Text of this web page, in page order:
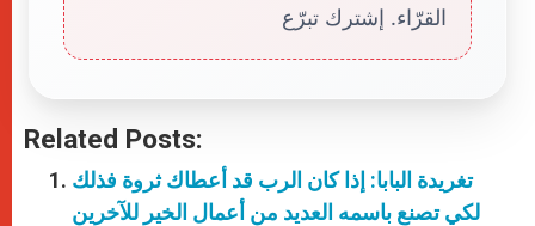
القرّاء. إشترك تبرّع
Related Posts:
تغريدة البابا: إذا كان الرب قد أعطاك ثروة فذلك
لكي تصنع باسمه العديد من أعمال الخير للآخرين